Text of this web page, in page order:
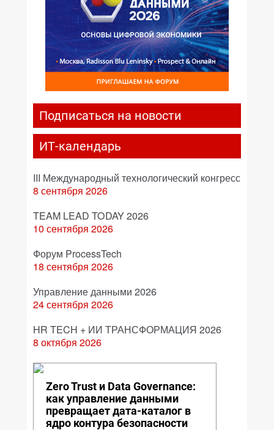
Подписаться на новости
ИТ-календарь
III Международный технологический конгресс
8 сентября 2026
TEAM LEAD TODAY 2026
10 сентября 2026
Форум ProcessTech
18 сентября 2026
Управление данными 2026
24 сентября 2026
HR TECH + ИИ ТРАНСФОРМАЦИЯ 2026
8 октября 2026
Zero Trust и Data Governance:
как управление данными
превращает дата-каталог в
ядро контура безопасности